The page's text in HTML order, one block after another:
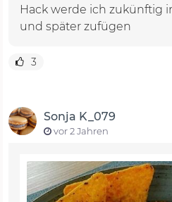
Hack werde ich zukünftig
und später zufügen
3
Sonja K_079
vor 2 Jahren